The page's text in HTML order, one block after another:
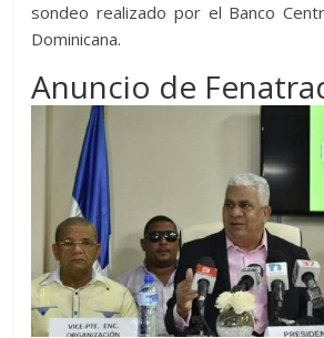
sondeo realizado por el Banco
Dominicana.
Anuncio de